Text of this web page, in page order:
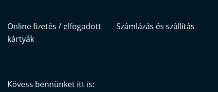
Online fizetés / elfogadott
kártyák
Számlázás és szállítás
Kövess bennünket itt is: